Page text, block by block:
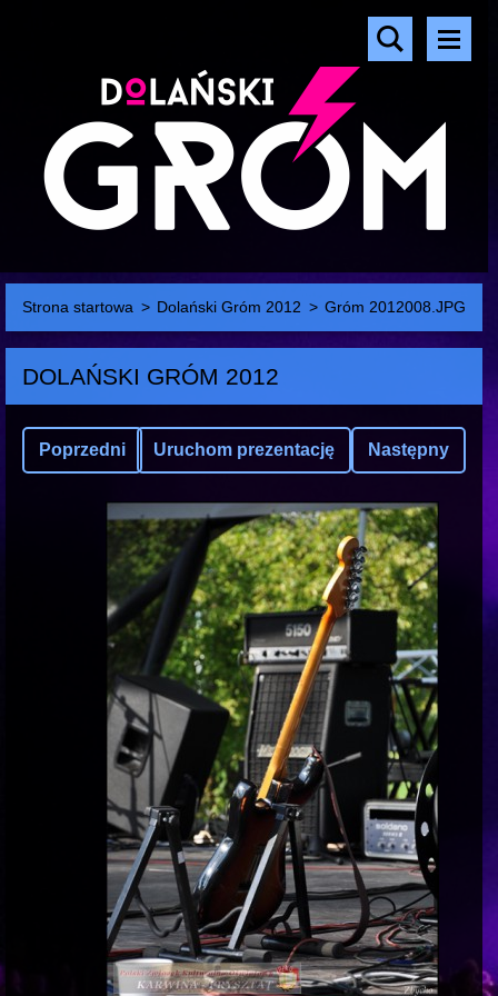
Strona startowa > Dolański Gróm 2012 > Gróm 2012008.JPG
DOLAŃSKI GRÓM 2012
Poprzedni Uruchom prezentację Następny